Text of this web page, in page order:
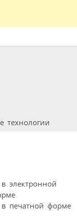
технологии
в электронной
в печатной форме